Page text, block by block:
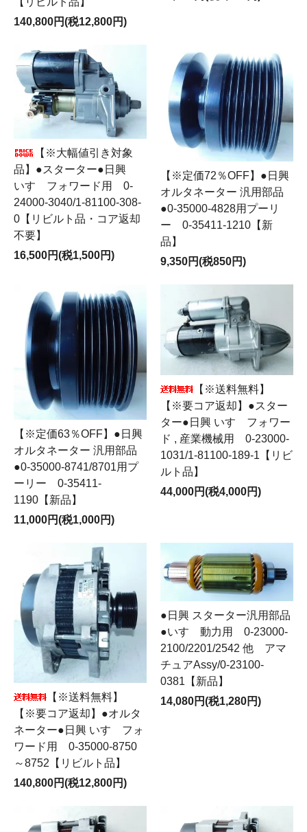
140,800円(税12,800円)
【※大幅値引き対象
品】●スターター●日興
いすゞフォワード用 0-
24000-3040/1-81100-308-
0【リビルト品・コア返却
不要】
16,500円(税1,500円)
【※定価72％OFF】●日興
オルタネーター 汎用部品
●0-35000-4828用プーリ
ー 0-35411-1210【新
品】
9,350円(税850円)
【※定価63％OFF】●日興
オルタネーター 汎用部品
●0-35000-8741/8701用プ
ーリー 0-35411-
1190【新品】
11,000円(税1,000円)
【※送料無料】
【※要コア返却】●スター
ター●日興 いすゞフォワー
ド , 産業機械用 0-23000-
1031/1-81100-189-1【リビ
ルト品】
44,000円(税4,000円)
【※送料無料】
【※要コア返却】●オルタ
ネーター●日興 いすゞフォ
ワード用 0-35000-8750
～8752【リビルト品】
140,800円(税12,800円)
●日興 スターター汎用部品
●いすゞ動力用 0-23000-
2100/2201/2542 他 アマ
チュアAssy/0-23100-
0381【新品】
14,080円(税1,280円)